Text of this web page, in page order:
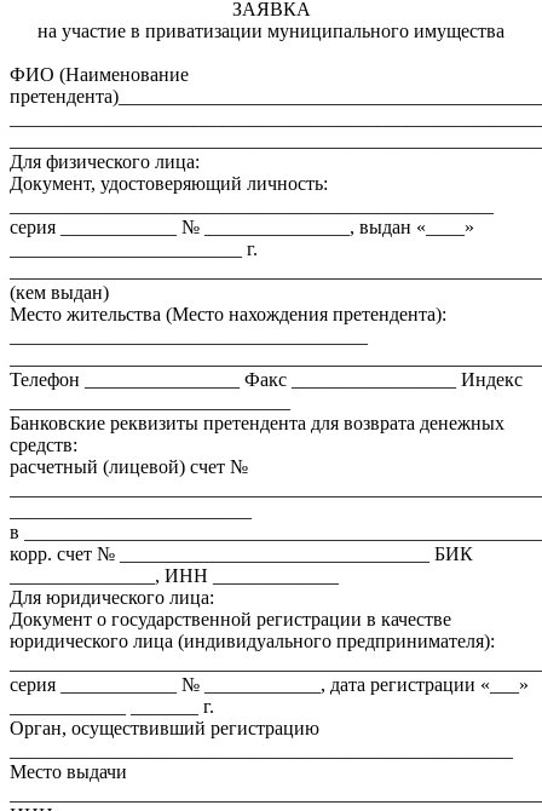
ЗАЯВКА
на участие в приватизации муниципального имущества
ФИО (Наименование
Для физического лица:
Документ, удостоверяющий личность:
серия ____________ № _______________, выдан «____»
________________________ г.
(кем выдан)
Место жительства (Место нахождения претендента):
Телефон ________________ Факс _________________ Индекс
Банковские реквизиты претендента для возврата денежных
средств:
расчетный (лицевой) счет №
в
корр. счет № ________________________________ БИК
_______________, ИНН _____________
Для юридического лица:
Документ о государственной регистрации в качестве
юридического лица (индивидуального предпринимателя):
серия ____________ № ____________, дата регистрации «___»
____________ _______ г.
Орган, осуществивший регистрацию
Место выдачи